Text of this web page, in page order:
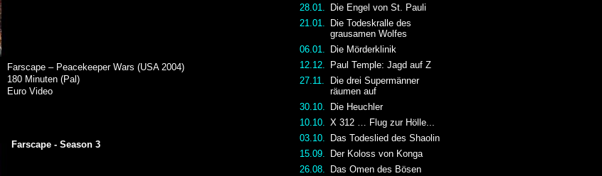
28.01.
Die Engel von St. Pauli
21.01.
Die Todeskralle des
grausamen Wolfes
06.01.
Die Mörderklinik
12.12.
Paul Temple: Jagd auf Z
27.11.
Die drei Supermänner
räumen auf
30.10.
Die Heuchler
10.10.
X 312 … Flug zur Hölle...
03.10.
Das Todeslied des Shaolin
15.09.
Der Koloss von Konga
26.08.
Das Omen des Bösen
Farscape – Peacekeeper Wars (USA 2004)
180 Minuten (Pal)
Euro Video
Farscape - Season 3